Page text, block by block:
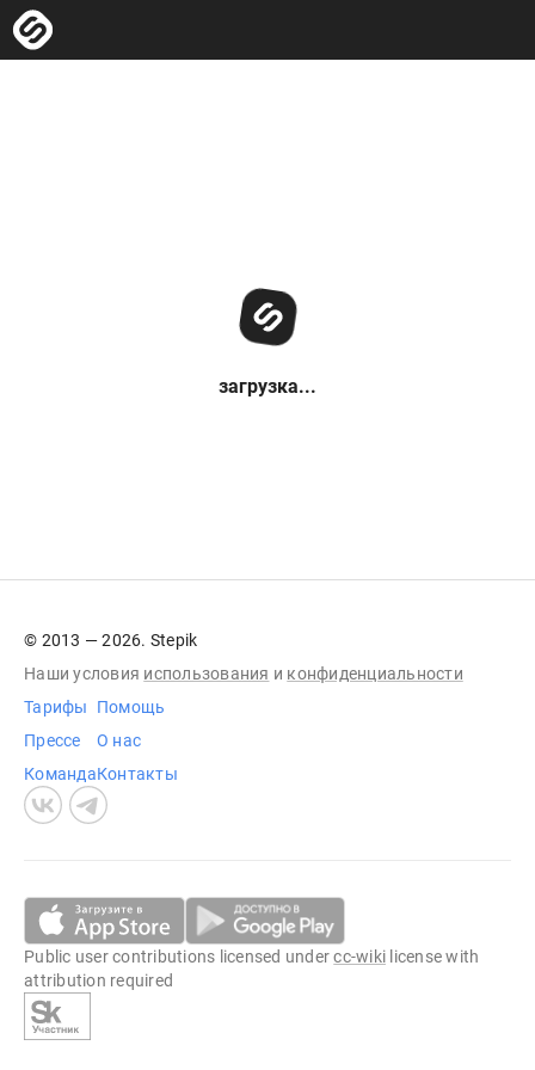
загрузка...
© 2013 — 2026. Stepik
Наши условия использования и конфиденциальности
Тарифы
Прессе
Команда
Помощь
О нас
Контакты
Public user contributions licensed undercc-wiki license with
attribution required